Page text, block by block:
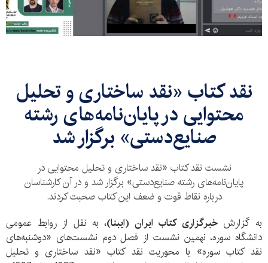
نقد کتاب «نقد ساختاری و تحلیل
محتوایی در پایان‌نامه‌های رشته
صنایع‌دستی» برگزار شد
نشست نقد کتاب «نقد ساختاری و تحلیل محتوایی در
پایان‌نامه‌های رشته صنایع‌دستی» برگزار شد و در آن کارشناسان
درباره نقاط قوت و ضعف این کتاب صحبت کردند.
به گزارشخبرگزاری کتاب ایران (ایبنا)، به نقل از روابط عمومی
دانشگاه سوره، نهمین نشست از فصل دوم نشست‌های «دوشنبه‌های
نقد کتاب سوره» با محوریت نقد کتاب «نقد ساختاری و تحلیل